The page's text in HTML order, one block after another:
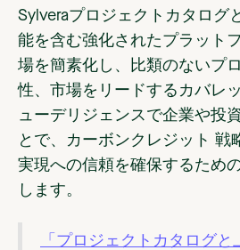
Sylveraプロジェクトカタログ
能を含む強化されたプラット
場を簡素化し、比類のないプ
性、市場をリードするカバレ
ューデリジェンスで企業や投
とで、カーボンクレジット 戦
実現への信頼を確保するため
します。
「プロジェクトカタログ